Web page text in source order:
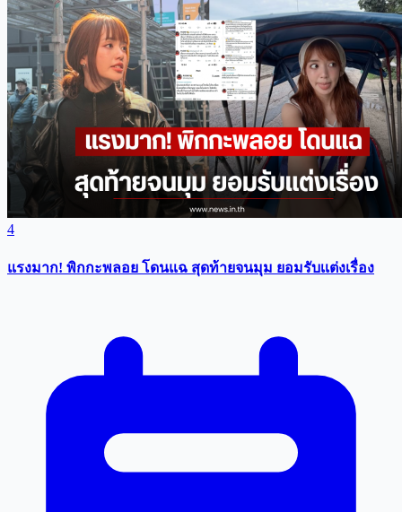
4
แรงมาก! พิกกะพลอย โดนแฉ สุดท้ายจนมุม ยอมรับเเต่งเรื่อง